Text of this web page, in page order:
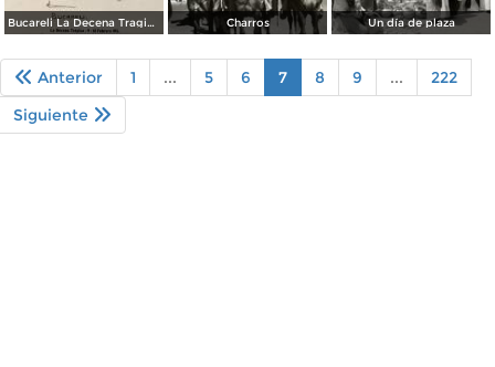
Bucareli La Decena Tragica ( Del 9 al 18 de Febrero de 1913 ) Un aspecto de La Cd despues del bombardeo. Charros Un día de plaza
Anterior 1 ... 5 6 7 8 9 ...
222
Siguiente